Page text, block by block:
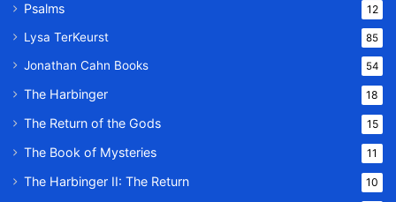
Psalms 12
Lysa TerKeurst 85
Jonathan Cahn Books 54
The Harbinger 18
The Return of the Gods 15
The Book of Mysteries 11
The Harbinger II: The Return 10